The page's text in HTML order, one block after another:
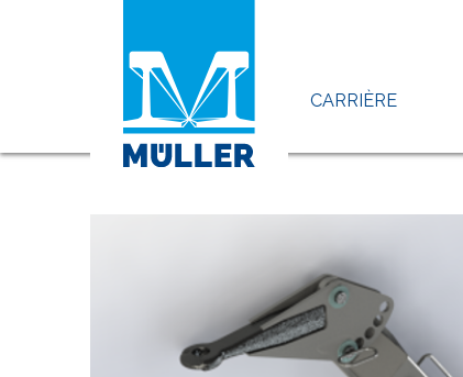
CARRIÈRE
Home
produits